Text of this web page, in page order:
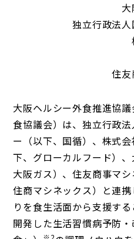
独立行政法
住
大阪ヘルシー外食推進協議
食協議会）は、独立行政
ー（以下、国循）、株式
下、グローカルフード）、
大阪ガス）、住友商事マシ
住商マシネックス）と連
りを食生活面から支援す
開発した生活習慣病予防
※2